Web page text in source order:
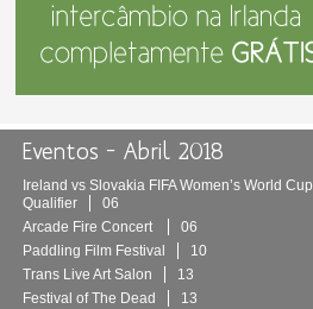
Eventos – Abril 2018
Ireland vs Slovakia FIFA Women’s World Cup
Qualifier
06
Arcade Fire Concert
06
Paddling Film Festival
10
Trans Live Art Salon
13
Festival of The Dead
13